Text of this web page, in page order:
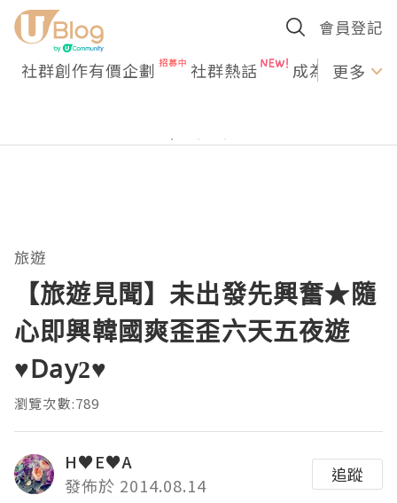
會員登記
社群創作有價企劃 社群熱話 成為U更多
旅遊
【旅遊見聞】未出發先興奮★隨
心即興韓國爽歪歪六天五夜遊
♥Day2♥
瀏覽次數:789
H♥E♥A
發佈於 2014.08.14
追蹤